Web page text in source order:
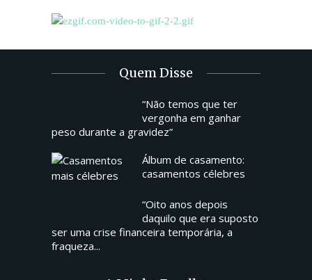
Quem Disse
“Não temos que ter
vergonha em ganhar
peso durante a gravidez”
Álbum de casamento:
casamentos célebres
“Oito anos depois
daquilo que era suposto
ser uma crise financeira temporária, a
fraqueza...